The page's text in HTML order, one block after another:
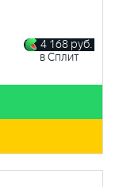
4 168 руб.
в Сплит